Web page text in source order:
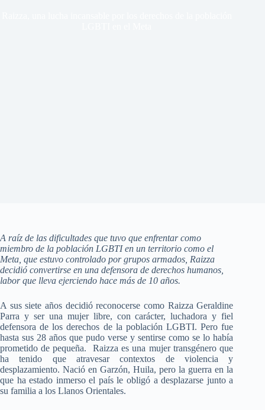
A raíz de las dificultades que tuvo que enfrentar como
miembro de la población LGBTI en un territorio como el
Meta, que estuvo controlado por grupos armados, Raizza
decidió convertirse en una defensora de derechos humanos,
labor que lleva ejerciendo hace más de 10 años.
A sus siete años decidió reconocerse como Raizza Geraldine
Parra y ser una mujer libre, con carácter, luchadora y fiel
defensora de los derechos de la población LGBTI. Pero fue
hasta sus 28 años que pudo verse y sentirse como se lo había
prometido de pequeña. Raizza es una mujer transgénero que
ha tenido que atravesar contextos de violencia y
desplazamiento. Nació en Garzón, Huila, pero la guerra en la
que ha estado inmerso el país le obligó a desplazarse junto a
su familia a los Llanos Orientales.